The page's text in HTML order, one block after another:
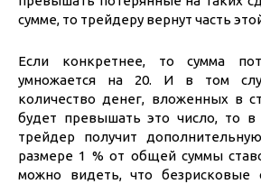
сумме, то трейдеру вернут часть
Если конкретнее, то сумма
умножается на 20. И в том
количество денег, вложенных в
будет превышать это число, то в
трейдер получит
размере 1 % от общей суммы
можно видеть, что безрисковые